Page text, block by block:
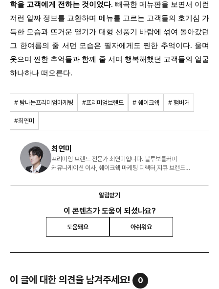
학을 고객에게 전하는 것이었다. 빼곡한 메뉴판을 보면서 이런
저런 알짜 정보를 교환하며 메뉴를 고르는 고객들의 호기심 가
득한 모습과 뜨거운 열기가 대형 선풍기 바람에 섞여 돌아갔던
그 한여름의 줄 서던 모습은 필자에게도 찐한 추억이다. 울며
웃으며 찐한 추억들과 함께 줄 서며 행복해했던 고객들의 얼굴
하나하나 떠오른다.
# 탐나는프리미엄마케팅 #프리미엄브랜드 # 쉐이크쉑 # 햄버거
#최연미
최연미
프리미엄 브랜드 전문가 최연미입니다. 블루보틀커피
커뮤니케이션 이사, 쉐이크쉑 마케팅 디렉터,지큐 브랜드
글을 쓰고 있습니다.
알림받기
이 콘텐츠가 도움이 되셨나요?
도움돼요 아쉬워요
이 글에 대한 의견을 남겨주세요! 0